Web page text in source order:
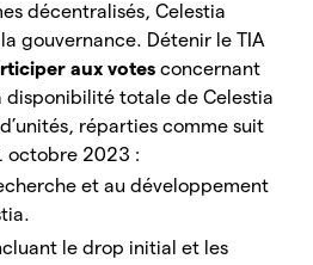
décentralisés, Celestia
gouvernance. Détenir le TIA
aux votes concernant
disponibilité totale de Celestia
réparties comme suit
octobre 2023 :
et au développement
le drop initial et les